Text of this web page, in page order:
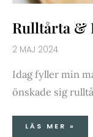
Rulltårta &
2 MAJ 2024
Idag fyller min
önskade sig
LÄS MER »